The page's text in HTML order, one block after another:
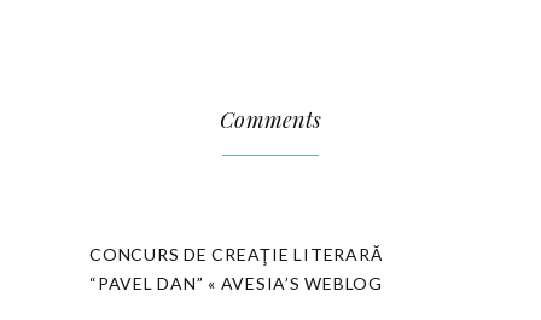
Comments
CONCURS DE CREAŢIE LITERARĂ
“PAVEL DAN” « AVESIA’S WEBLOG